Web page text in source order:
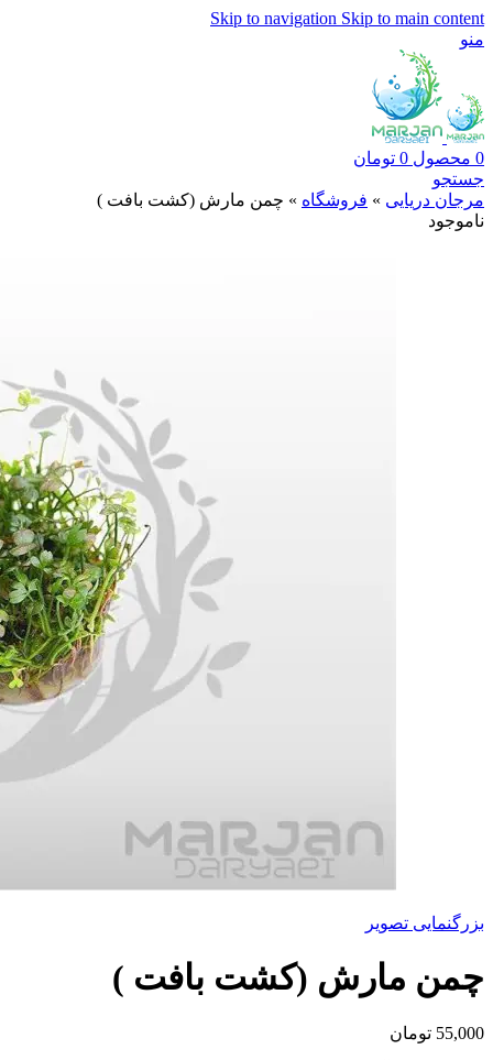
Skip to navigation Skip to main content
منو
0 محصول 0 تومان
جستجو
مرجان دریایی » فروشگاه » چمن مارش (کشت بافت )
ناموجود
بزرگنمایی تصویر
چمن مارش (کشت بافت )
55,000 تومان